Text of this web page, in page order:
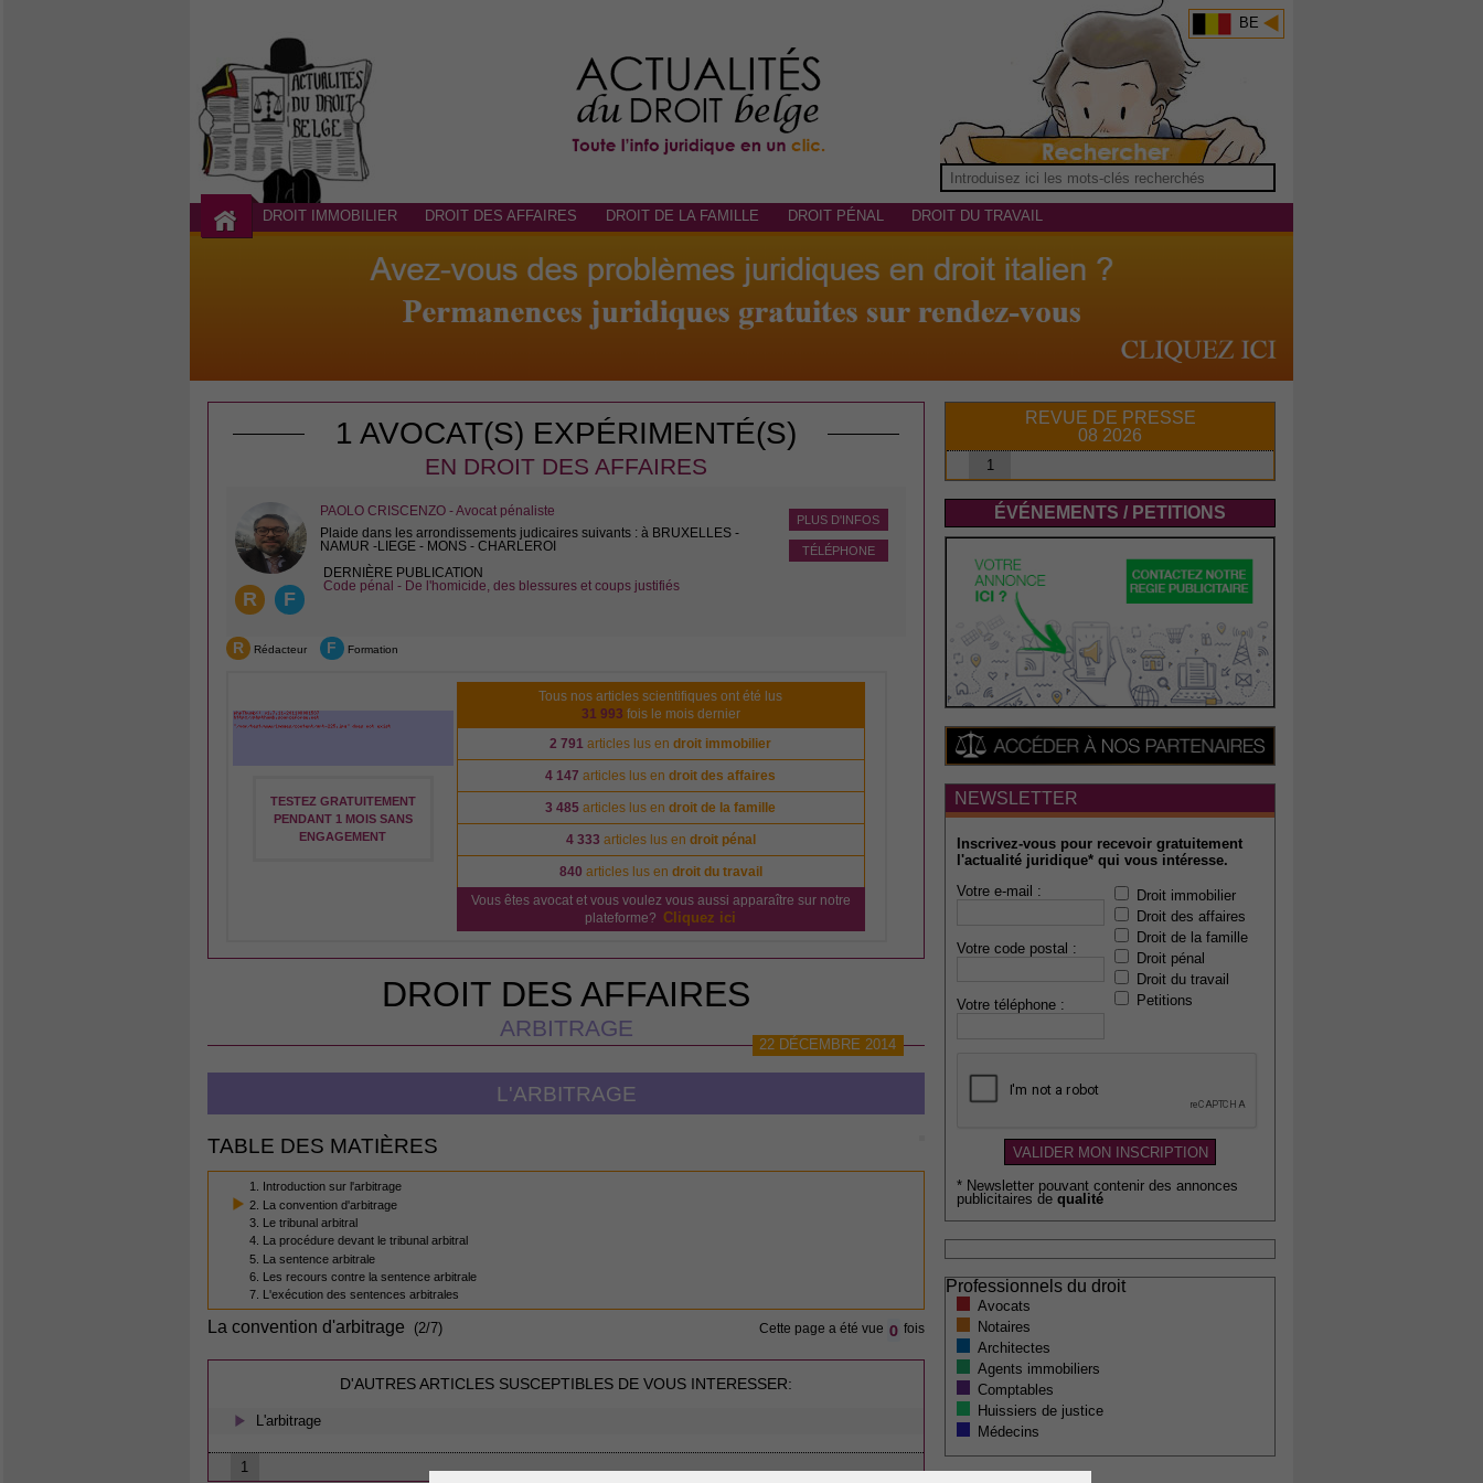
BE
DROIT IMMOBILIER DROIT DES AFFAIRES DROIT DE LA FAMILLE DROIT PÉNAL DROIT DU TRAVAIL
1 AVOCAT(S) EXPÉRIMENTÉ(S)
EN DROIT DES AFFAIRES
R F
PLUS D'INFOS
TÉLÉPHONE
PAOLO CRISCENZO - Avocat pénaliste
Plaide dans les arrondissements judicaires suivants : à BRUXELLES -
NAMUR -LIEGE - MONS - CHARLEROI
DERNIÈRE PUBLICATION
Code pénal - De l'homicide, des blessures et coups justifiés
R Rédacteur F Formation
TESTEZ GRATUITEMENT
PENDANT 1 MOIS SANS
ENGAGEMENT
Tous nos articles scientifiques ont été lus
31 993 fois le mois dernier
2 791 articles lus endroit immobilier
4 147 articles lus endroit des affaires
3 485 articles lus endroit de la famille
4 333 articles lus en droit pénal
840 articles lus en droit du travail
Vous êtes avocat et vous voulez vous aussi apparaître sur notre
plateforme? Cliquez ici
DROIT DES AFFAIRES
ARBITRAGE
22 DÉCEMBRE 2014
L'ARBITRAGE
TABLE DES MATIÈRES
1. Introduction sur l'arbitrage
2. La convention d'arbitrage
3. Le tribunal arbitral
4. La procédure devant le tribunal arbitral
5. La sentence arbitrale
6. Les recours contre la sentence arbitrale
7. L'exécution des sentences arbitrales
La convention d'arbitrage (2/7) Cette page a été vue 0 fois
D'AUTRES ARTICLES SUSCEPTIBLES DE VOUS INTERESSER:
L'arbitrage
1
REVUE DE PRESSE
08 2026
1
ÉVÉNEMENTS / PETITIONS
NEWSLETTER
Inscrivez-vous pour recevoir gratuitement
l'actualité juridique* qui vous intéresse.
Votre e-mail :
Votre code postal :
Votre téléphone :
Droit immobilier
Droit des affaires
Droit de la famille
Droit pénal
Droit du travail
Petitions
* Newsletter pouvant contenir des annonces
publicitaires de qualité
Professionnels du droit
Avocats
Notaires
Architectes
Agents immobiliers
Comptables
Huissiers de justice
Médecins